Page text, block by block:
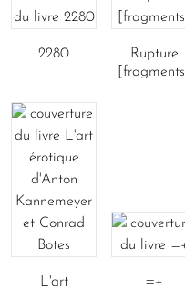
2280
Rupture
[fragments]
L'art
=+